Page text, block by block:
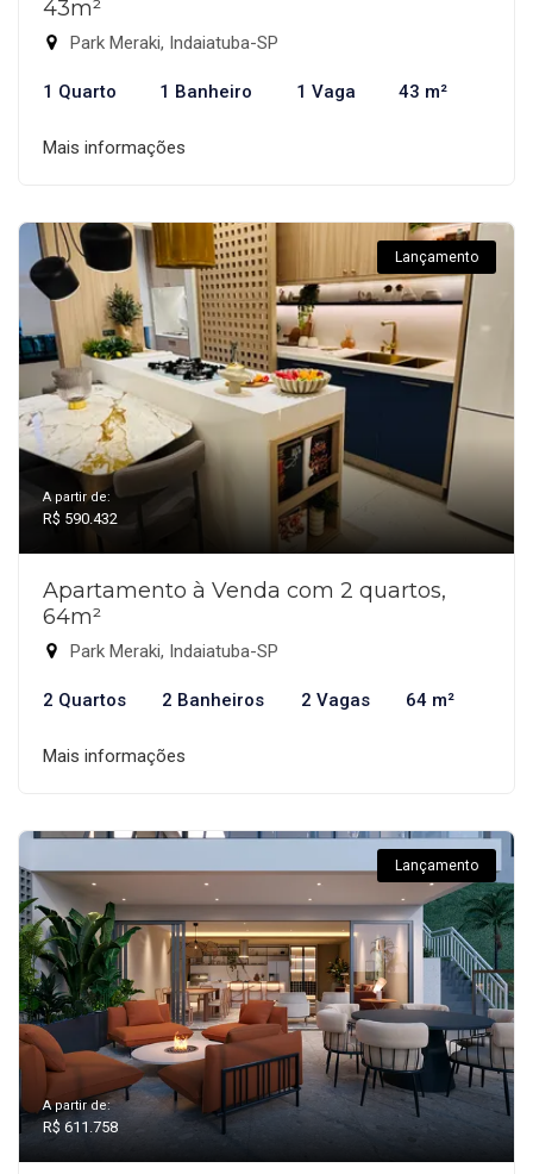
43m²
Park Meraki, Indaiatuba-SP
1 Quarto 1 Banheiro 1 Vaga 43 m²
Mais informações
Lançamento
A partir de:
R$ 590.432
Apartamento à Venda com 2 quartos,
64m²
Park Meraki, Indaiatuba-SP
2 Quartos 2 Banheiros 2 Vagas 64 m²
Mais informações
Lançamento
A partir de:
R$ 611.758